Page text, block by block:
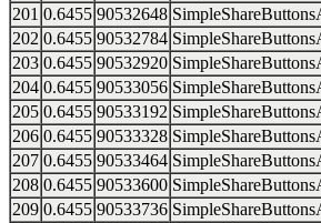
201 0.6455 90532648
202 0.6455 90532784
203 0.6455 90532920
204 0.6455 90533056
205 0.6455 90533192
206 0.6455 90533328
207 0.6455 90533464
208 0.6455 90533600
209 0.6455 90533736